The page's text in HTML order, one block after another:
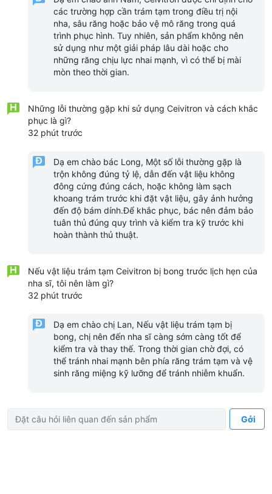
các trường hợp cần trám tạm trong điều trị nội
nha, sâu răng hoặc bảo vệ mô răng trong quá
trình phục hình. Tuy nhiên, sản phẩm không nên
sử dụng như một giải pháp lâu dài hoặc cho
những răng chịu lực nhai mạnh, vì có thể bị mài
mòn theo thời gian.
Những lỗi thường gặp khi sử dụng Ceivitron và cách khắc
phục là gì?
32 phút trước
Dạ em chào bác Long, Một số lỗi thường gặp là
trộn không đúng tỷ lệ, dẫn đến vật liệu không
đông cứng đúng cách, hoặc không làm sạch
khoang trám trước khi đặt vật liệu, gây ảnh hưởng
đến độ bám dính.Để khắc phục, bác nên đảm bảo
tuân thủ đúng quy trình và kiểm tra kỹ trước khi
hoàn thành thủ thuật.
Nếu vật liệu trám tạm Ceivitron bị bong trước lịch hẹn của
nha sĩ, tôi nên làm gì?
32 phút trước
Dạ em chào chị Lan, Nếu vật liệu trám tạm bị
bong, chị nên đến nha sĩ càng sớm càng tốt để
kiểm tra và thay thế. Trong thời gian chờ đợi, có
thể tránh nhai mạnh bên phía răng trám tạm và vệ
sinh răng miệng kỹ lưỡng để tránh nhiễm khuẩn.
Gởi